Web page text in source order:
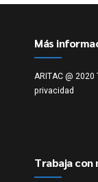
Más
ARITAC @
privacidad
Trabaja con